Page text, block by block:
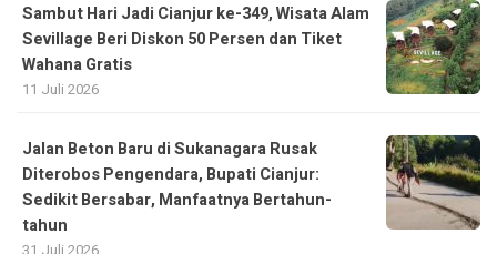
Sambut Hari Jadi Cianjur ke-349, Wisata Alam
Sevillage Beri Diskon 50 Persen dan Tiket
Wahana Gratis
11 Juli 2026
Jalan Beton Baru di Sukanagara Rusak
Diterobos Pengendara, Bupati Cianjur:
Sedikit Bersabar, Manfaatnya Bertahun-
tahun